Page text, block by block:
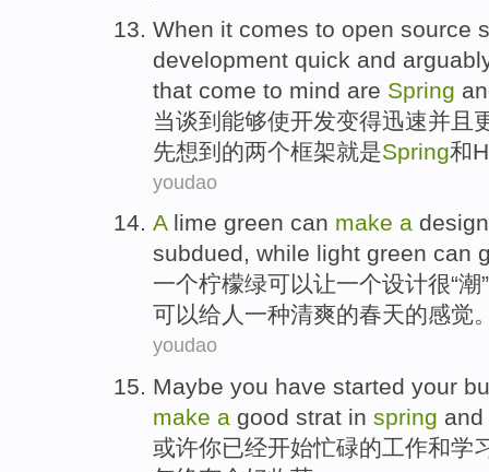
When it comes to open source
development quick and
that come to mind are Spring
当谈到 能够使开发变得迅速并且
先想到 的两个框架就是Spring和
youdao
A lime green can make a design
subdued, while light green can
一个柠檬绿可以让一个设计很“潮
可以给 人一种清爽的春天的感觉
youdao
Maybe you have started your
make a good strat in spring and
或许你已经开始忙碌的工作和学